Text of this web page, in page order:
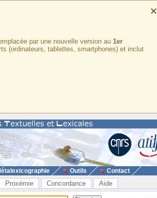
×
par une nouvelle version au 1er
(ordinateurs, tablettes, smartphones) et inclut
Outils Contact
Proxémie Concordance Aide